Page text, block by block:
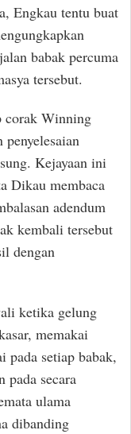
Engkau tentu buat
babak percuma
tersebut.
corak Winning
Kejayaan ini
Dikau membaca
adendum
kembali tersebut
dengan
ketika gelung
memakai
pada setiap babak,
pada secara
ulama
dibanding